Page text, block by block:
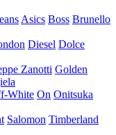
Asics Boss Brunello
Diesel Dolce
Zanotti Golden
White On Onitsuka
Salomon Timberland